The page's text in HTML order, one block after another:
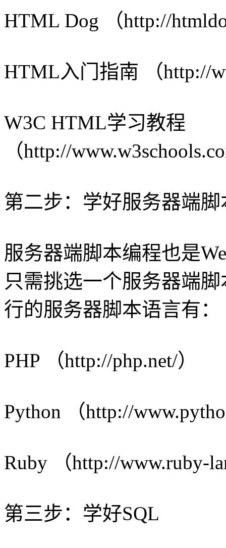
HTML Dog （http://
HTML入门指南 （http://
W3C HTML学习教程
（http://
第二步：学好服务器端脚
服务器端脚本编程也是
只需挑选一个服务器端
行的服务器脚本语言有：
PHP （http://php.net/）
Python （http://
Ruby （http://www.ruby-
第三步：学好SQL